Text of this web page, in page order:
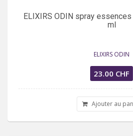
ELIXIRS ODIN spray
ml
ELIXIRS ODIN
23.00 CHF
Ajouter au